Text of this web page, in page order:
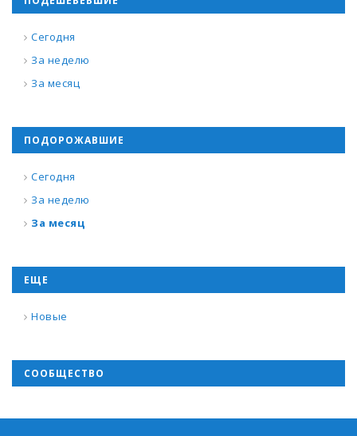
Сегодня
За неделю
За месяц
ПОДОРОЖАВШИЕ
Сегодня
За неделю
За месяц
ЕЩЕ
Новые
СООБЩЕСТВО